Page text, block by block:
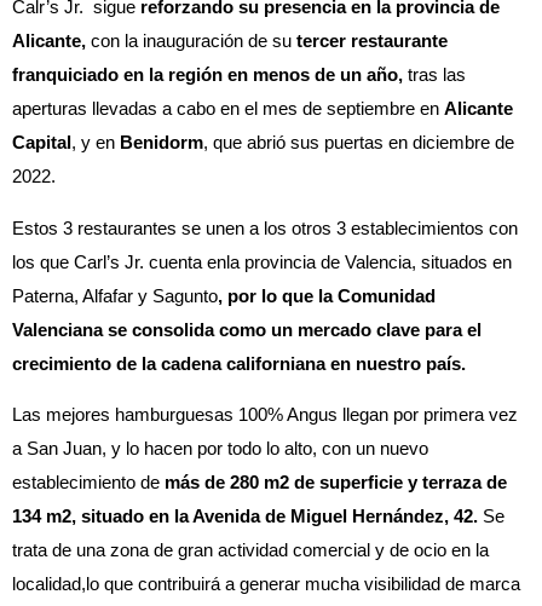
Calr’s Jr. sigue reforzando su presencia en la provincia de
Alicante, con la inauguración de su tercer restaurante
franquiciado en la región en menos de un año, tras las
aperturas llevadas a cabo en el mes de septiembre en Alicante
Capital, y en Benidorm, que abrió sus puertas en diciembre de
2022.
Estos 3 restaurantes se unen a los otros 3 establecimientos con
los que Carl’s Jr. cuenta enla provincia de Valencia, situados en
Paterna, Alfafar y Sagunto, por lo que la Comunidad
Valenciana se consolida como un mercado clave para el
crecimiento de la cadena californiana en nuestro país.
Las mejores hamburguesas 100% Angus llegan por primera vez
a San Juan, y lo hacen por todo lo alto, con un nuevo
establecimiento de más de 280 m2 de superficie y terraza de
134 m2, situado en la Avenida de Miguel Hernández, 42. Se
trata de una zona de gran actividad comercial y de ocio en la
localidad,lo que contribuirá a generar mucha visibilidad de marca